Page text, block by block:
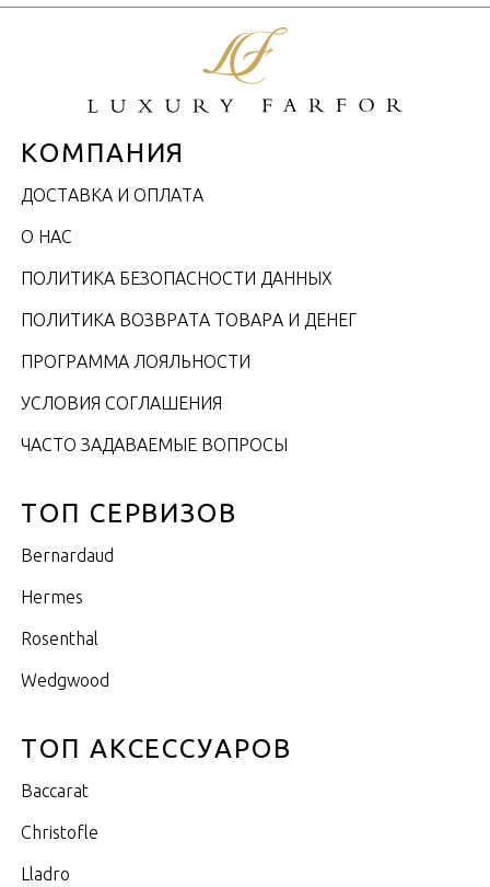
КОМПАНИЯ
ДОСТАВКА И ОПЛАТА
О НАС
ПОЛИТИКА БЕЗОПАСНОСТИ ДАННЫХ
ПОЛИТИКА ВОЗВРАТА ТОВАРА И ДЕНЕГ
ПРОГРАММА ЛОЯЛЬНОСТИ
УСЛОВИЯ СОГЛАШЕНИЯ
ЧАСТО ЗАДАВАЕМЫЕ ВОПРОСЫ
ТОП СЕРВИЗОВ
Bernardaud
Hermes
Rosenthal
Wedgwood
ТОП АКСЕССУАРОВ
Baccarat
Christofle
Lladro